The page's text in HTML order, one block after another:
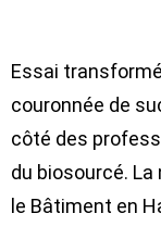
Essai
couronnée de
côté des
du biosourcé. La
le Bâtiment en